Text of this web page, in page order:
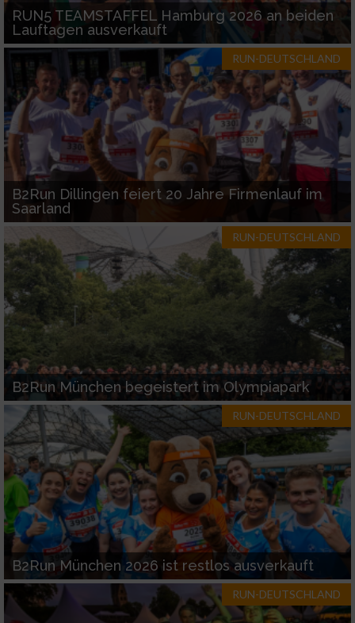
RUN5 TEAMSTAFFEL Hamburg 2026 an beiden
Lauftagen ausverkauft
RUN-DEUTSCHLAND
B2Run Dillingen feiert 20 Jahre Firmenlauf im
Saarland
RUN-DEUTSCHLAND
B2Run München begeistert im Olympiapark
RUN-DEUTSCHLAND
B2Run München 2026 ist restlos ausverkauft
RUN-DEUTSCHLAND